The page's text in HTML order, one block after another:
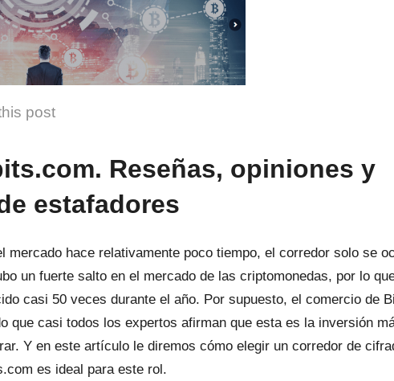
post
Reseñas, opiniones y
estafadores
mercado hace relativamente poco tiempo, el corredor solo se
un fuerte salto en el mercado de las criptomonedas, por lo
casi 50 veces durante el año. Por supuesto, el comercio de
que casi todos los expertos afirman que esta es la inversión
Y en este artículo le diremos cómo elegir un corredor de
es ideal para este rol.